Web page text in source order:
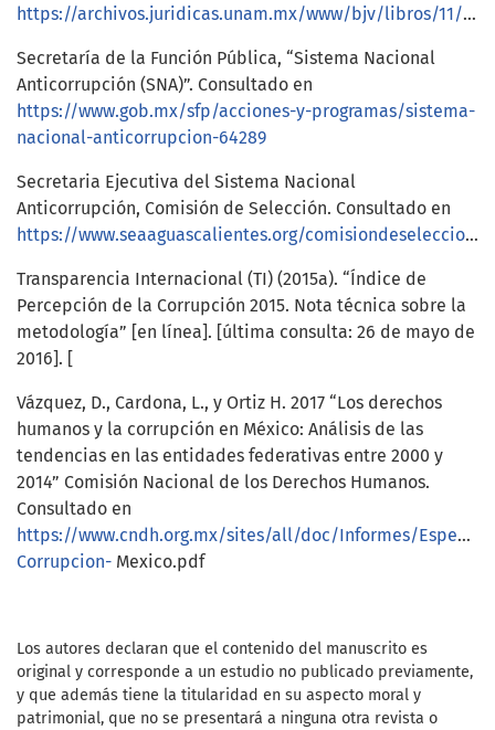
https://archivos.juridicas.unam.mx/www/bjv/libros/11/5005/18.pdf
Secretaría de la Función Pública, “Sistema Nacional
Anticorrupción (SNA)”. Consultado en
https://www.gob.mx/sfp/acciones-y-programas/sistema-
nacional-anticorrupcion-64289
Secretaria Ejecutiva del Sistema Nacional
Anticorrupción, Comisión de Selección. Consultado en
https://www.seaaguascalientes.org/comisiondeseleccion.html
Transparencia Internacional (TI) (2015a). “Índice de
Percepción de la Corrupción 2015. Nota técnica sobre la
metodología” [en línea]. [última consulta: 26 de mayo de
2016]. [
Vázquez, D., Cardona, L., y Ortiz H. 2017 “Los derechos
humanos y la corrupción en México: Análisis de las
tendencias en las entidades federativas entre 2000 y
2014” Comisión Nacional de los Derechos Humanos.
Consultado en
https://www.cndh.org.mx/sites/all/doc/Informes/
Corrupcion- Mexico.pdf
Los autores declaran que el contenido del manuscrito es
original y corresponde a un estudio no publicado previamente,
y que además tiene la titularidad en su aspecto moral y
patrimonial, que no se presentará a ninguna otra revista o